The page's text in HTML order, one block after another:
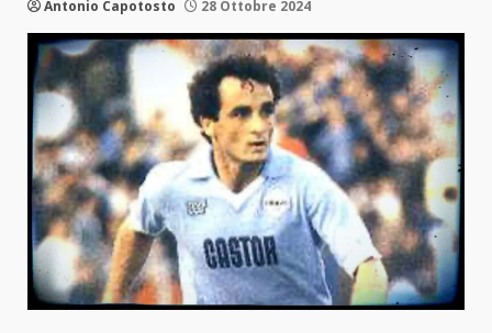
Antonio Capotosto 28 Ottobre 2024